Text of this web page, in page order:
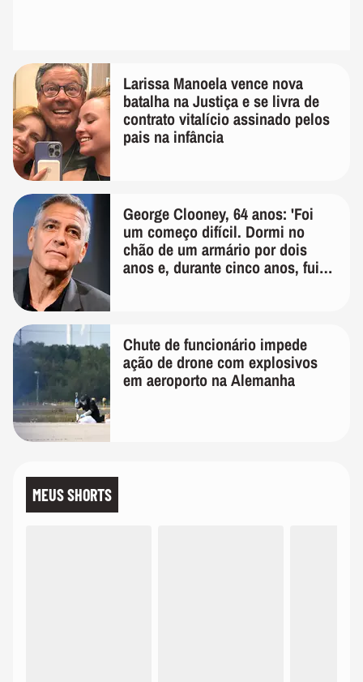
Larissa Manoela vence nova
batalha na Justiça e se livra de
contrato vitalício assinado pelos
pais na infância
George Clooney, 64 anos: 'Foi
um começo difícil. Dormi no
chão de um armário por dois
anos e, durante cinco anos, fui
Chute de funcionário impede
ação de drone com explosivos
em aeroporto na Alemanha
MEUS SHORTS